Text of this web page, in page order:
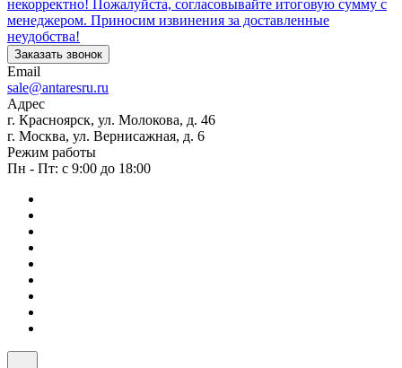
некорректно! Пожалуйста, согласовывайте итоговую сумму с
менеджером. Приносим извинения за доставленные
неудобства!
Заказать звонок
Email
sale@antaresru.ru
Адрес
г. Красноярск, ул. Молокова, д. 46
г. Москва, ул. Вернисажная, д. 6
Режим работы
Пн - Пт: с 9:00 до 18:00